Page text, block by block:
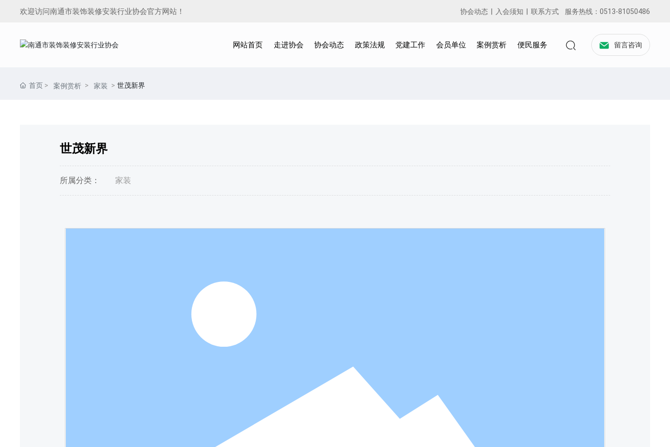
欢迎访问南通市装饰装修安装行业协会官方网站！ 协会动态| 入会须知 | 联系方式服务热线： 0513-81050486
网站首页 走进协会 协会动态 政策法规 党建工作 会员单位 案例赏析 便民服务 留言咨询
首页 案例赏析 家装 世茂新界
世茂新界
所属分类： 家装